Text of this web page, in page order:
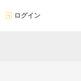
ログイン